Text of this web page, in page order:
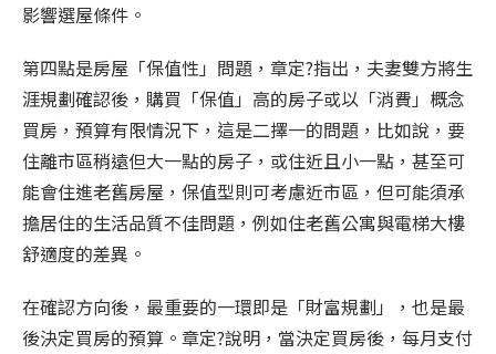
影響選屋條件。
第四點是房屋「保值性」問題，章定?指出，夫妻雙方將生
涯規劃確認後，購買「保值」高的房子或以「消費」概念
買房，預算有限情況下，這是二擇一的問題，比如說，要
住離市區稍遠但大一點的房子，或住近且小一點，甚至可
能會住進老舊房屋，保值型則可考慮近市區，但可能須承
擔居住的生活品質不佳問題，例如住老舊公寓與電梯大樓
舒適度的差異。
在確認方向後，最重要的一環即是「財富規劃」，也是最
後決定買房的預算。章定?說明，當決定買房後，每月支付